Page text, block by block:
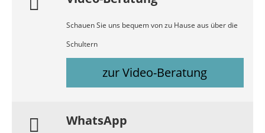
Schauen Sie uns bequem von zu Hause aus über die
Schultern
zur Video-Beratung
WhatsApp